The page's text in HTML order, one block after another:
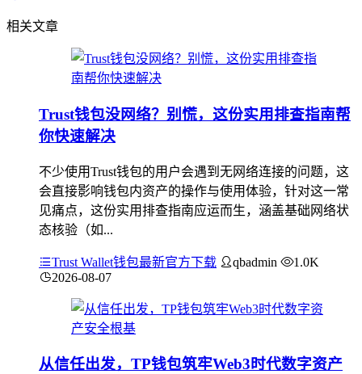
相关文章
Trust钱包没网络？别慌，这份实用排查指南帮
你快速解决
不少使用Trust钱包的用户会遇到无网络连接的问题，这
会直接影响钱包内资产的操作与使用体验，针对这一常
见痛点，这份实用排查指南应运而生，涵盖基础网络状
态核验（如...
Trust Wallet钱包最新官方下载 qbadmin
1.0K
2026-08-07
从信任出发，TP钱包筑牢Web3时代数字资产